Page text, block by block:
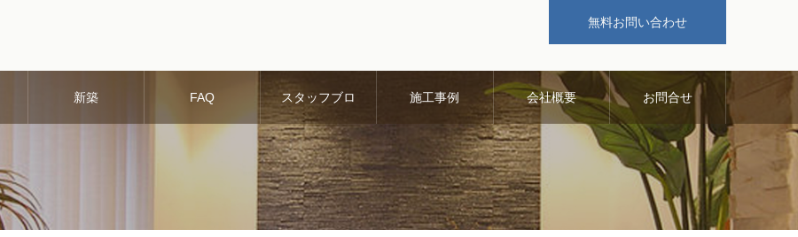
無料お問い合わせ
新築 FAQ スタッフブロ
グ
施工事例 会社概要 お問合せ